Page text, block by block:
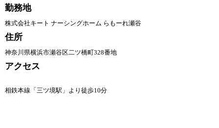
勤務地
株式会社キート ナーシングホーム らもーれ瀬谷
住所
神奈川県横浜市瀬谷区二ツ橋町328番地
アクセス
相鉄本線「三ツ境駅」より徒歩10分